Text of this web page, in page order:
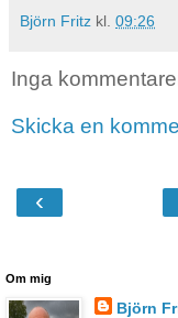
Björn Fritz kl. 09:26
Inga
Skicka en
‹
Om mig
Björn